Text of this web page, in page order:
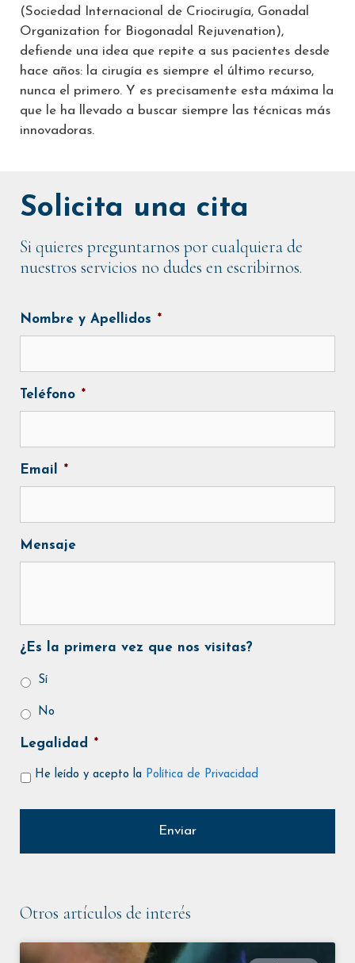
(Sociedad Internacional de Criocirugía, Gonadal
Organization for Biogonadal Rejuvenation),
defiende una idea que repite a sus pacientes desde
hace años: la cirugía es siempre el último recurso,
nunca el primero. Y es precisamente esta máxima la
que le ha llevado a buscar siempre las técnicas más
innovadoras.
Solicita una cita
Si quieres preguntarnos por cualquiera de
nuestros servicios no dudes en escribirnos.
Nombre y Apellidos *
Teléfono *
Email *
Mensaje
¿Es la primera vez que nos visitas?
Sí
No
Legalidad *
He leído y acepto la Política de Privacidad
Otros artículos de interés